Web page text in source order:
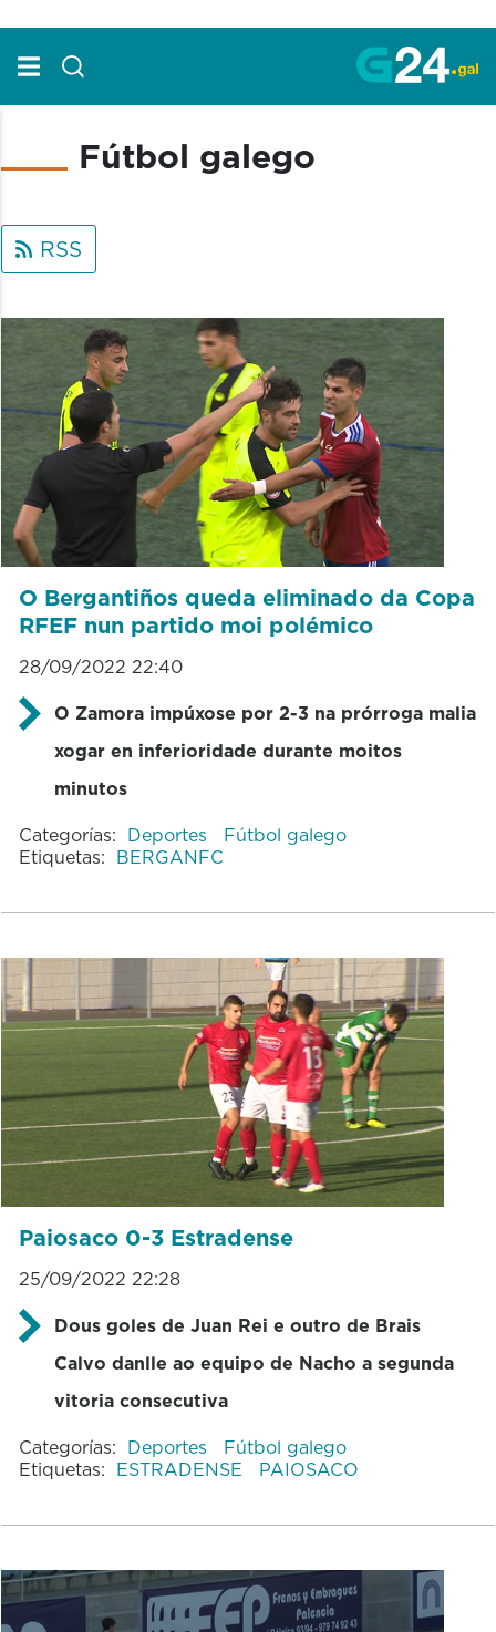
Fútbol galego
RSS
O Bergantiños queda eliminado da Copa
RFEF nun partido moi polémico
28/09/2022 22:40
O Zamora impúxose por 2-3 na prórroga malia
xogar en inferioridade durante moitos
minutos
Categorías: Deportes
Fútbol galego
Etiquetas: BERGANFC
Paiosaco 0-3 Estradense
25/09/2022 22:28
Dous goles de Juan Rei e outro de Brais
Calvo danlle ao equipo de Nacho a segunda
vitoria consecutiva
Categorías: Deportes
Fútbol galego
Etiquetas: ESTRADENSE PAIOSACO